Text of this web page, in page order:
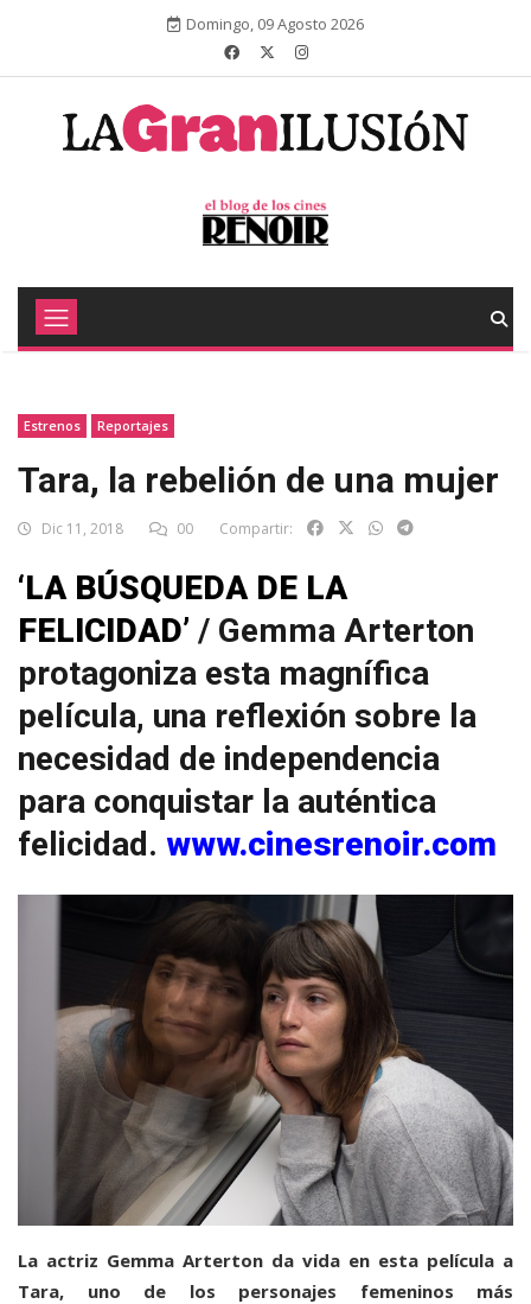
Domingo, 09 Agosto 2026
Estrenos Reportajes
Tara, la rebelión de una mujer
Dic 11, 2018 00 Compartir:
‘LA BÚSQUEDA DE LA
FELICIDAD’ / Gemma Arterton
protagoniza esta magnífica
película, una reflexión sobre la
necesidad de independencia
para conquistar la auténtica
felicidad. www.cinesrenoir.com
La actriz Gemma Arterton da vida en esta película a
Tara, uno de los personajes femeninos más